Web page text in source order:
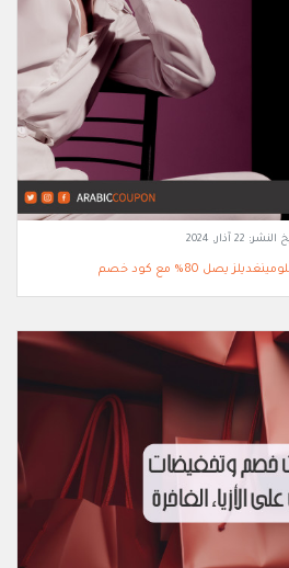
النشر: 22 آذار, 2024
يصل 80% مع كود خصم